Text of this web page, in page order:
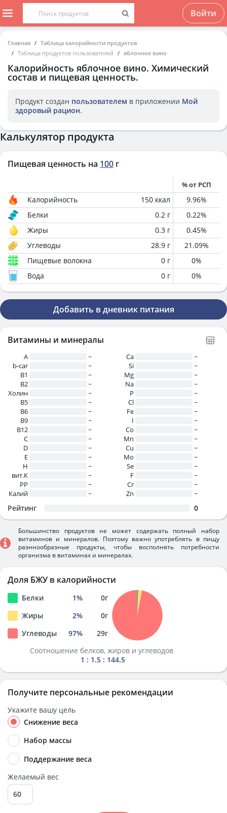
Войти
Главная
Таблица калорийности продуктов
Таблица продуктов пользователей
яблочное вино
Калорийность яблочное вино. Химический
состав и пищевая ценность.
Продукт создан пользователем в приложении Мой
здоровый рацион.
Калькулятор продукта
Пищевая ценность на 100 г
% от РСП
Калорийность 150 ккал 9.96%
Белки
0.2 г 0.22%
Жиры
0.3 г 0.45%
Углеводы
28.9 г 21.09%
Пищевые волокна
0 г 0%
Вода
0 г 0%
Добавить в дневник питания
Витамины и минералы
A
~
b-car
~
В1
~
B2
~
Холин
~
B5
~
B6
~
B9
~
B12
~
C
~
D
~
E
~
H
~
вит.К
~
PP
~
Калий
~
Ca
~
Si
~
Mg
~
Na
~
P
~
Cl
~
Fe
~
I
~
Co
~
Mn
~
Cu
~
Mo
~
Se
~
F
~
Cr
~
Zn
~
Рейтинг 0
Большинство продуктов не может содержать полный набор
витаминов и минералов. Поэтому важно употреблять в пищу
разннообразные продукты, чтобы восполнять потребности
организма в витаминах и минералах.
Доля БЖУ в калорийности
Белки 1% 0г
Жиры
2% 0г
Углеводы
97% 29г
Соотношение белков, жиров и углеводов
1 : 1.5 : 144.5
Получите персональные рекомендации
Укажите вашу цель
Снижение веса
Набор массы
Поддержание веса
Желаемый вес